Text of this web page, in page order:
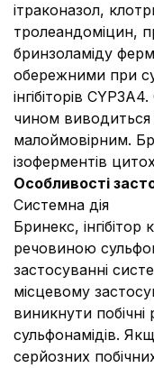
ітраконазол,
тролеандоміцин,
бринзоламіду
обережними при
інгібіторів
чином
малоймовірним.
ізоферментів
Особливості
Системна дія
Бринекс,
речовиною
застосуванні
місцевому
виникнути побічні
сульфонамідів.
серйозних